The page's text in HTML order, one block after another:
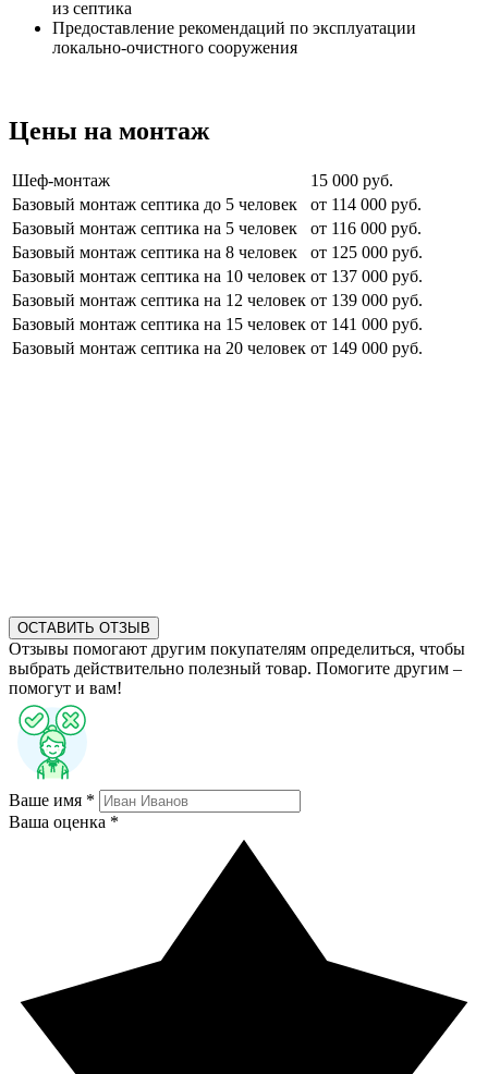
из септика
Предоставление рекомендаций по эксплуатации
локально-очистного сооружения
Цены на монтаж
Шеф-монтаж
15 000 руб.
Базовый монтаж септика до 5 человек
от 114 000 руб.
Базовый монтаж септика на 5 человек
от 116 000 руб.
Базовый монтаж септика на 8 человек
от 125 000 руб.
Базовый монтаж септика на 10 человек от 137 000 руб.
Базовый монтаж септика на 12 человек от 139 000 руб.
Базовый монтаж септика на 15 человек от 141 000 руб.
Базовый монтаж септика на 20 человек от 149 000 руб.
ОСТАВИТЬ ОТЗЫВ
Отзывы помогают другим покупателям определиться, чтобы
выбрать действительно полезный товар. Помогите другим –
помогут и вам!
Ваше имя *
Ваша оценка *